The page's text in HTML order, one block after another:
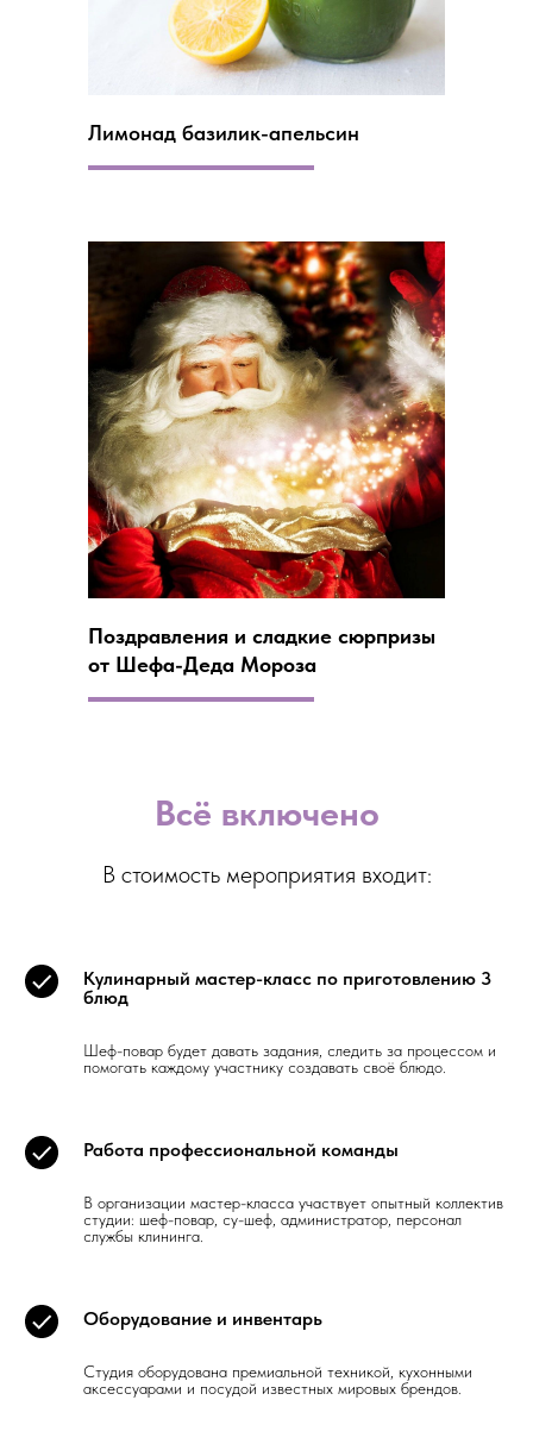
Лимонад базилик-апельсин
Поздравления и сладкие сюрпризы
от Шефа-Деда Мороза
Всё включено
В стоимость мероприятия входит:
Кулинарный мастер-класс по приготовлению 3
блюд
Шеф-повар будет давать задания, следить за процессом и
помогать каждому участнику создавать своё блюдо.
Работа профессиональной команды
В организации мастер-класса участвует опытный коллектив
студии: шеф-повар, су-шеф, администратор, персонал
службы клининга.
Оборудование и инвентарь
Студия оборудована премиальной техникой, кухонными
аксессуарами и посудой известных мировых брендов.